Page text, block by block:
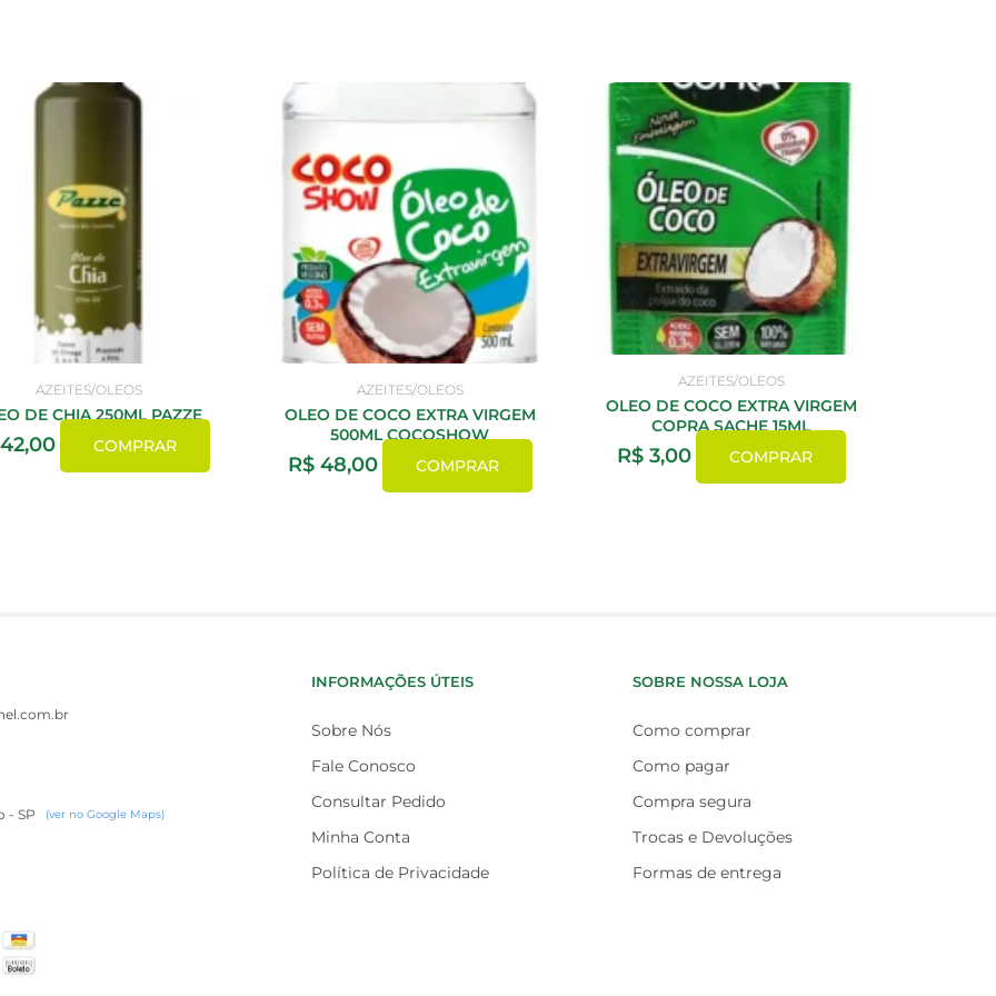
AZEITES/OLEOS
DE CHIA 250ML PAZZE
COMPRAR
AZEITES/OLEOS
OLEO DE COCO EXTRA VIRGEM
500ML COCOSHOW
R$48,00 COMPRAR
AZEITES/OLEOS
OLEO DE COCO EXTRA VIRGEM
COPRA SACHE 15ML
R$3,00 COMPRAR
- SP (ver no Google Maps)
INFORMAÇÕES ÚTEIS
Sobre Nós
Fale Conosco
Consultar Pedido
Minha Conta
Política de Privacidade
SOBRE NOSSA LOJA
Como comprar
Como pagar
Compra segura
Trocas e Devoluções
Formas de entrega